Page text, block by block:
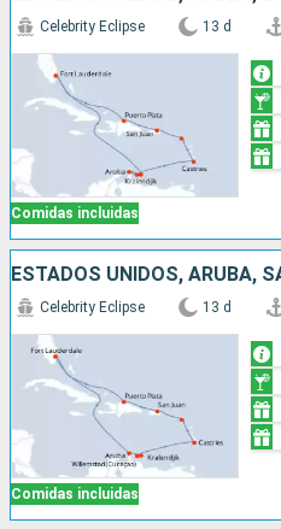
Comidas incluidas
Celebrity Eclipse 13 d
Comidas incluidas
Celebrity Eclipse 13 d